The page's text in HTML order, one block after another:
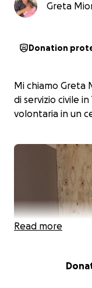
Greta
Donation
Mi chiamo Greta
di servizio civile
volontaria in un
Read more